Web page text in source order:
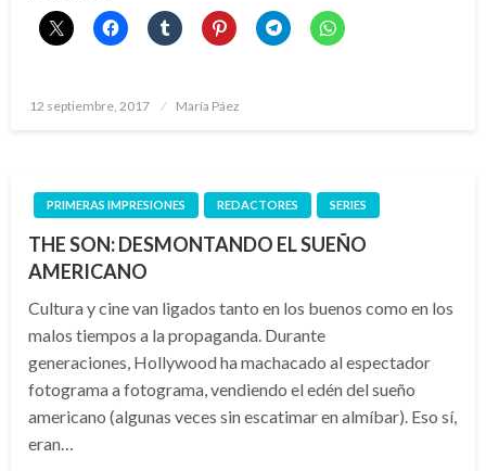
Publicado
12 septiembre, 2017 María Páez
PRIMERAS IMPRESIONES REDACTORES SERIES
THE SON: DESMONTANDO EL SUEÑO
AMERICANO
Cultura y cine van ligados tanto en los buenos como en los
malos tiempos a la propaganda. Durante
generaciones, Hollywood ha machacado al espectador
fotograma a fotograma, vendiendo el edén del sueño
americano (algunas veces sin escatimar en almíbar). Eso sí,
eran…